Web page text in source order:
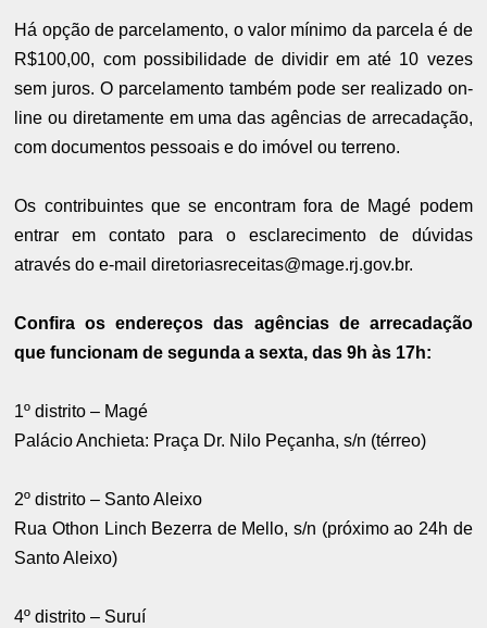
Há opção de parcelamento, o valor mínimo da parcela é de
R$100,00, com possibilidade de dividir em até 10 vezes
sem juros. O parcelamento também pode ser realizado on-
line ou diretamente em uma das agências de arrecadação,
com documentos pessoais e do imóvel ou terreno.
Os contribuintes que se encontram fora de Magé podem
entrar em contato para o esclarecimento de dúvidas
através do e-mail diretoriasreceitas@mage.rj.gov.br.
Confira os endereços das agências de arrecadação
que funcionam de segunda a sexta, das 9h às 17h:
1º distrito – Magé
Palácio Anchieta: Praça Dr. Nilo Peçanha, s/n (térreo)
2º distrito – Santo Aleixo
Rua Othon Linch Bezerra de Mello, s/n (próximo ao 24h de
Santo Aleixo)
4º distrito – Suruí